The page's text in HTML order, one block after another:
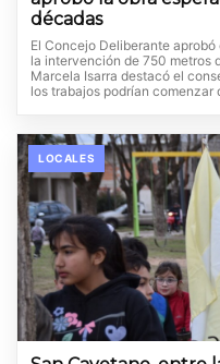
décadas
El Concejo Deliberante
la intervención de 750 metros
Marcela Isarra destacó el
los trabajos podrían comenzar
LOCALES